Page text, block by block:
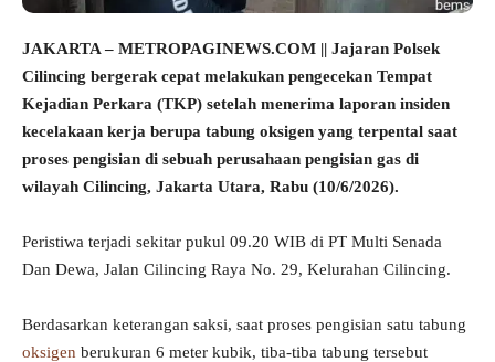
JAKARTA – METROPAGINEWS.COM || Jajaran Polsek
Cilincing bergerak cepat melakukan pengecekan Tempat
Kejadian Perkara (TKP) setelah menerima laporan insiden
kecelakaan kerja berupa tabung oksigen yang terpental saat
proses pengisian di sebuah perusahaan pengisian gas di
wilayah Cilincing, Jakarta Utara, Rabu (10/6/2026).
Peristiwa terjadi sekitar pukul 09.20 WIB di PT Multi Senada
Dan Dewa, Jalan Cilincing Raya No. 29, Kelurahan Cilincing.
Berdasarkan keterangan saksi, saat proses pengisian satu tabung
oksigen berukuran 6 meter kubik, tiba-tiba tabung tersebut